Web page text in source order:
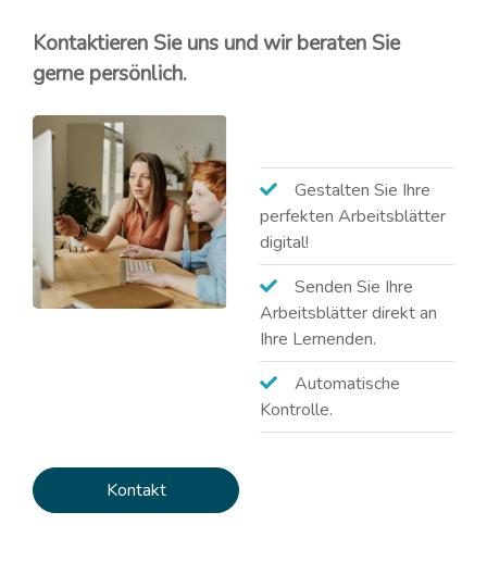
Kontaktieren Sie uns und wir beraten Sie
gerne persönlich.
Gestalten Sie Ihre
perfekten Arbeitsblätter
digital!
Senden Sie Ihre
Arbeitsblätter direkt an
Ihre Lernenden.
Automatische
Kontrolle.
Kontakt